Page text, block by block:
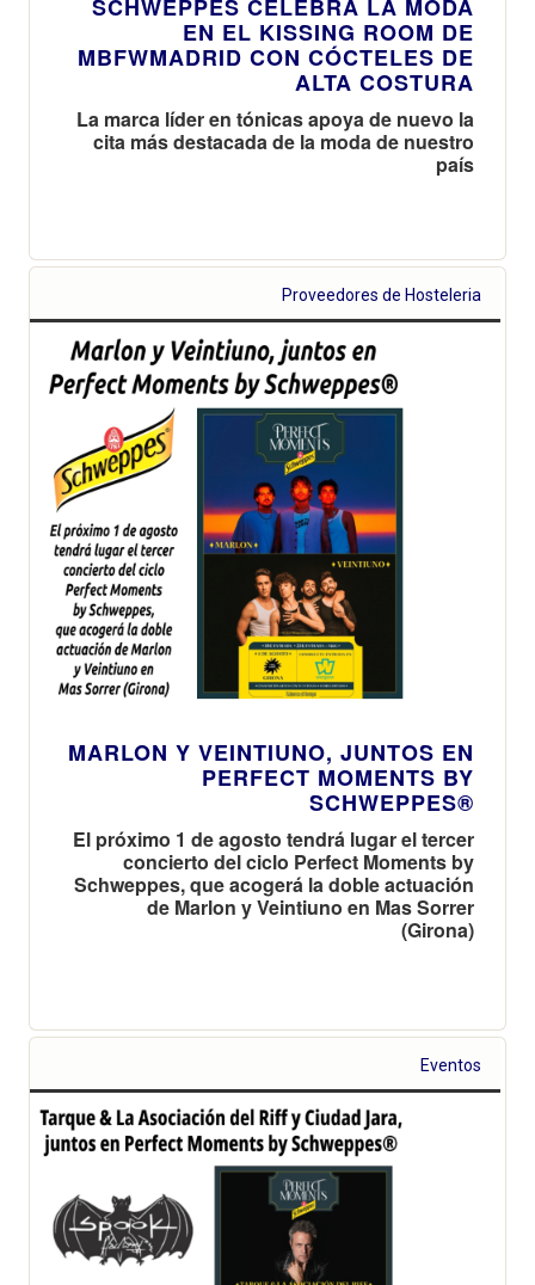
SCHWEPPES CELEBRA LA MODA
EN EL KISSING ROOM DE
MBFWMADRID CON CÓCTELES DE
ALTA COSTURA
La marca líder en tónicas apoya de nuevo la
cita más destacada de la moda de nuestro
país
Proveedores de Hosteleria
MARLON Y VEINTIUNO, JUNTOS EN
PERFECT MOMENTS BY
SCHWEPPES®
El próximo 1 de agosto tendrá lugar el tercer
concierto del ciclo Perfect Moments by
Schweppes, que acogerá la doble actuación
de Marlon y Veintiuno en Mas Sorrer
(Girona)
Eventos